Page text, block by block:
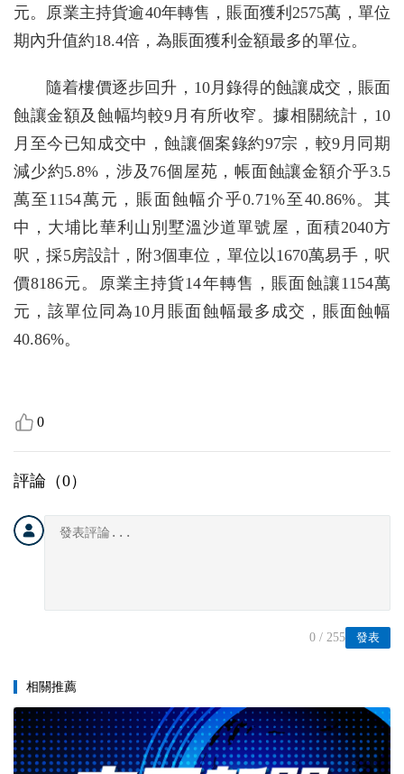
元。原業主持貨逾40年轉售，賬面獲利2575萬，單位
期內升值約18.4倍，為賬面獲利金額最多的單位。
隨着樓價逐步回升，10月錄得的蝕讓成交，賬面
蝕讓金額及蝕幅均較9月有所收窄。據相關統計，10
月至今已知成交中，蝕讓個案錄約97宗，較9月同期
減少約5.8%，涉及76個屋苑，帳面蝕讓金額介乎3.5
萬至1154萬元，賬面蝕幅介乎0.71%至40.86%。其
中，大埔比華利山別墅溫沙道單號屋，面積2040方
呎，採5房設計，附3個車位，單位以1670萬易手，呎
價8186元。原業主持貨14年轉售，賬面蝕讓1154萬
元，該單位同為10月賬面蝕幅最多成交，賬面蝕幅
40.86%。
0
評論（0）
發表
0 / 255
相關推薦